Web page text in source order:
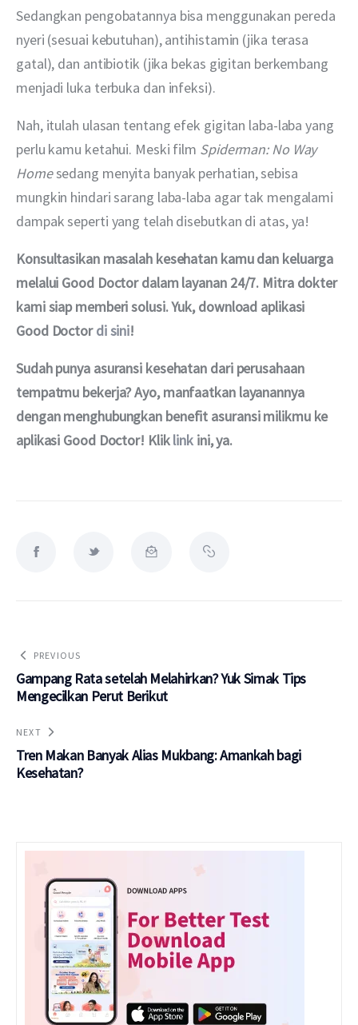
Sedangkan pengobatannya bisa menggunakan pereda
nyeri (sesuai kebutuhan), antihistamin (jika terasa
gatal), dan antibiotik (jika bekas gigitan berkembang
menjadi luka terbuka dan infeksi).
Nah, itulah ulasan tentang efek gigitan laba-laba yang
perlu kamu ketahui. Meski film Spiderman: No Way
Home sedang menyita banyak perhatian, sebisa
mungkin hindari sarang laba-laba agar tak mengalami
dampak seperti yang telah disebutkan di atas, ya!
Konsultasikan masalah kesehatan kamu dan keluarga
melalui Good Doctor dalam layanan 24/7. Mitra dokter
kami siap memberi solusi. Yuk, download aplikasi
Good Doctor di sini!
Sudah punya asuransi kesehatan dari perusahaan
tempatmu bekerja? Ayo, manfaatkan layanannya
dengan menghubungkan benefit asuransi milikmu ke
aplikasi Good Doctor! Klik link ini, ya.
PREVIOUS
Gampang Rata setelah Melahirkan? Yuk Simak Tips
Mengecilkan Perut Berikut
NEXT
Tren Makan Banyak Alias Mukbang: Amankah bagi
Kesehatan?